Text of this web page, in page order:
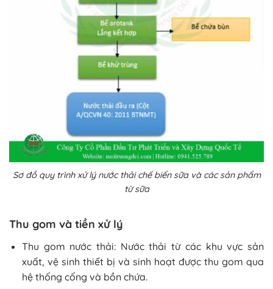
Sơ đồ quy trình xử lý nước thải chế biến sữa và các sản phẩm
từ sữa
Thu gom và tiền xử lý
Thu gom nước thải: Nước thải từ các khu vực sản
xuất, vệ sinh thiết bị và sinh hoạt được thu gom qua
hệ thống cống và bồn chứa.